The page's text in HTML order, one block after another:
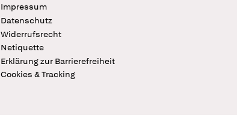
Impressum
Datenschutz
Widerrufsrecht
Netiquette
Erklärung zur Barrierefreiheit
Cookies & Tracking